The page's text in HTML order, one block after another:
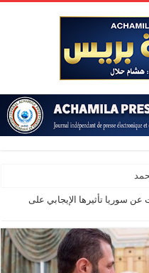
الخامس
عن سوريا تأثيرها الإيجابي على